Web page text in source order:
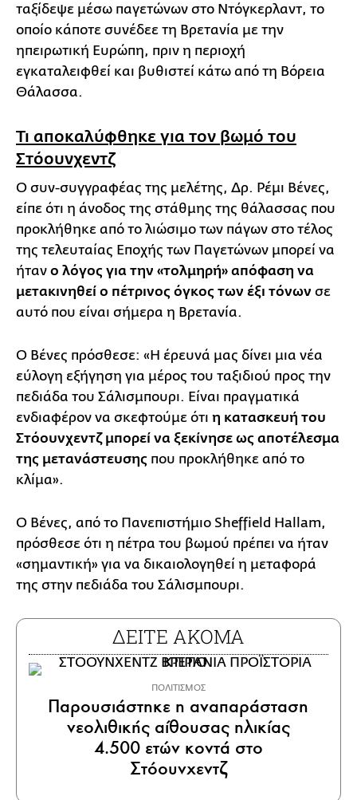
ταξίδεψε μέσω παγετώνων στο Ντόγκερλαντ, το
οποίο κάποτε συνέδεε τη Βρετανία με την
ηπειρωτική Ευρώπη, πριν η περιοχή
εγκαταλειφθεί και βυθιστεί κάτω από τη Βόρεια
Θάλασσα.
Τι αποκαλύφθηκε για τον βωμό του
Στόουνχεντζ
Ο συν-συγγραφέας της μελέτης, Δρ. Ρέμι Βένες,
είπε ότι η άνοδος της στάθμης της θάλασσας που
προκλήθηκε από το λιώσιμο των πάγων στο τέλος
της τελευταίας Εποχής των Παγετώνων μπορεί να
ήταν ο λόγος για την «τολμηρή» απόφαση να
μετακινηθεί ο πέτρινος όγκος των έξι τόνων σε
αυτό που είναι σήμερα η Βρετανία.
Ο Βένες πρόσθεσε: «Η έρευνά μας δίνει μια νέα
εύλογη εξήγηση για μέρος του ταξιδιού προς την
πεδιάδα του Σάλισμπουρι. Είναι πραγματικά
ενδιαφέρον να σκεφτούμε ότι η κατασκευή του
Στόουνχεντζ μπορεί να ξεκίνησε ως αποτέλεσμα
της μετανάστευσης που προκλήθηκε από το
κλίμα».
Ο Βένες, από το Πανεπιστήμιο Sheffield Hallam,
πρόσθεσε ότι η πέτρα του βωμού πρέπει να ήταν
«σημαντική» για να δικαιολογηθεί η μεταφορά
της στην πεδιάδα του Σάλισμπουρι.
ΔΕΙΤΕ ΑΚΟΜΑ
ΠΟΛΙΤΙΣΜΟΣ
Παρουσιάστηκε η αναπαράσταση
νεολιθικής αίθουσας ηλικίας
4.500 ετών κοντά στο
Στόουνχεντζ